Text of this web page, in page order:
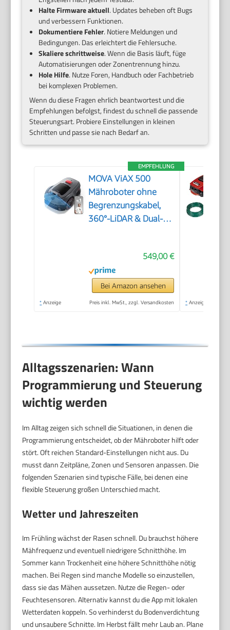
Halte Firmware aktuell. Updates beheben oft Bugs
und verbessern Funktionen.
Dokumentiere Fehler. Notiere Meldungen und
Bedingungen. Das erleichtert die Fehlersuche.
Skaliere schrittweise. Wenn die Basis läuft, füge
Automatisierungen oder Zonentrennung hinzu.
Hole Hilfe. Nutze Foren, Handbuch oder Fachbetrieb
bei komplexen Problemen.
Wenn du diese Fragen ehrlich beantwortest und die
Empfehlungen befolgst, findest du schnell die passende
Steuerungsart. Probiere Einstellungen in kleinen
Schritten und passe sie nach Bedarf an.
EMPFEHLUNG
MOVA ViAX 500
Mähroboter ohne
Begrenzungskabel,
360°-LiDAR & Dual-KI-
549,00 €
Bei Amazon ansehen
* Anzeige Preis inkl. MwSt., zzgl. Versandkosten * Anzeige
Alltagsszenarien: Wann
Programmierung und Steuerung
wichtig werden
Im Alltag zeigen sich schnell die Situationen, in denen die
Programmierung entscheidet, ob der Mähroboter hilft oder
stört. Oft reichen Standard-Einstellungen nicht aus. Du
musst dann Zeitpläne, Zonen und Sensoren anpassen. Die
folgenden Szenarien sind typische Fälle, bei denen eine
flexible Steuerung großen Unterschied macht.
Wetter und Jahreszeiten
Im Frühling wächst der Rasen schnell. Du brauchst höhere
Mähfrequenz und eventuell niedrigere Schnitthöhe. Im
Sommer kann Trockenheit eine höhere Schnitthöhe nötig
machen. Bei Regen sind manche Modelle so einzustellen,
dass sie das Mähen aussetzen. Nutze die Regen- oder
Feuchtesensoren. Alternativ kannst du die App mit lokalen
Wetterdaten koppeln. So verhinderst du Bodenverdichtung
und unsaubere Schnitte. Im Herbst fällt mehr Laub an. Plane